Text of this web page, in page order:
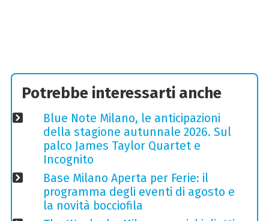
Potrebbe interessarti anche
Blue Note Milano, le anticipazioni
della stagione autunnale 2026. Sul
palco James Taylor Quartet e
Incognito
Base Milano Aperta per Ferie: il
programma degli eventi di agosto e
la novità bocciofila